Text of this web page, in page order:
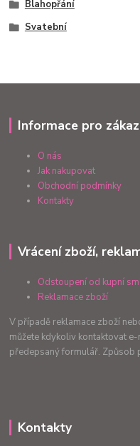
Blahopřání
Svatební
Informace pro
O nás
Jak nakupovat
Obchodní podmínky
Kontakty
Vrácení zboží,
Odstoupení od kupní
Reklamace zboží
V případě reklamace zboží
můžete kdykoliv kontaktovat
předepsaný formulář. Způsob
Kontakty